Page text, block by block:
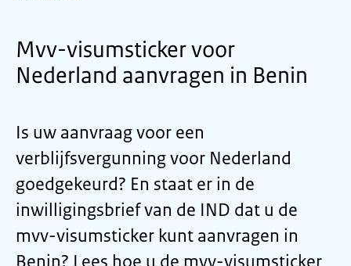
Mvv-visumsticker voor
Nederland aanvragen in Benin
Is uw aanvraag voor een
verblijfsvergunning voor Nederland
goedgekeurd? En staat er in de
inwilligingsbrief van de IND dat u de
mvv-visumsticker kunt aanvragen in